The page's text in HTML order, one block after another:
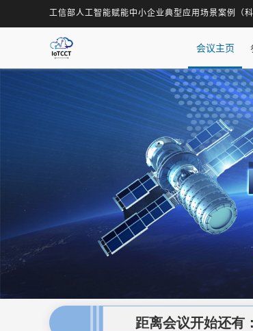
工信部人工智能赋能中小企业典型应用场景案例（科
会议主页
距离会议开始还有：